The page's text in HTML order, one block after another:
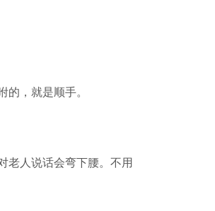
，就是顺手。
人说话会弯下腰。不用